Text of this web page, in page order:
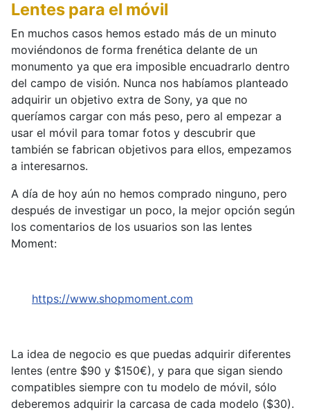
Lentes para el móvil
En muchos casos hemos estado más de un minuto
moviéndonos de forma frenética delante de un
monumento ya que era imposible encuadrarlo dentro
del campo de visión. Nunca nos habíamos planteado
adquirir un objetivo extra de Sony, ya que no
queríamos cargar con más peso, pero al empezar a
usar el móvil para tomar fotos y descubrir que
también se fabrican objetivos para ellos, empezamos
a interesarnos.
A día de hoy aún no hemos comprado ninguno, pero
después de investigar un poco, la mejor opción según
los comentarios de los usuarios son las lentes
Moment:
https://www.shopmoment.com
La idea de negocio es que puedas adquirir diferentes
lentes (entre $90 y $150€), y para que sigan siendo
compatibles siempre con tu modelo de móvil, sólo
deberemos adquirir la carcasa de cada modelo ($30).